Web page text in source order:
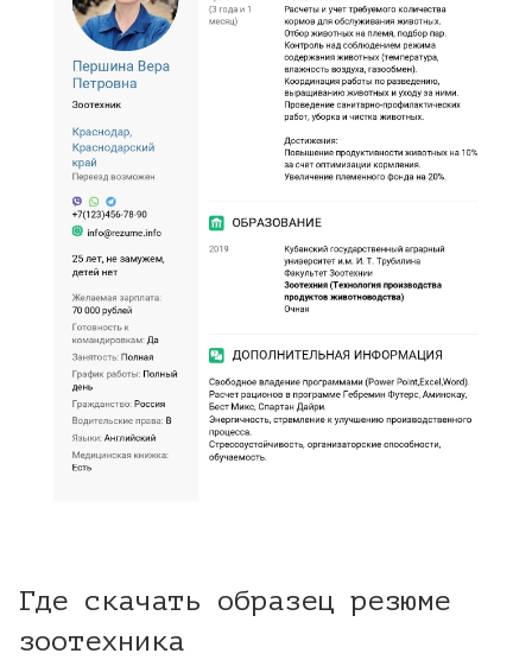
Где скачать образец резюме
зоотехника